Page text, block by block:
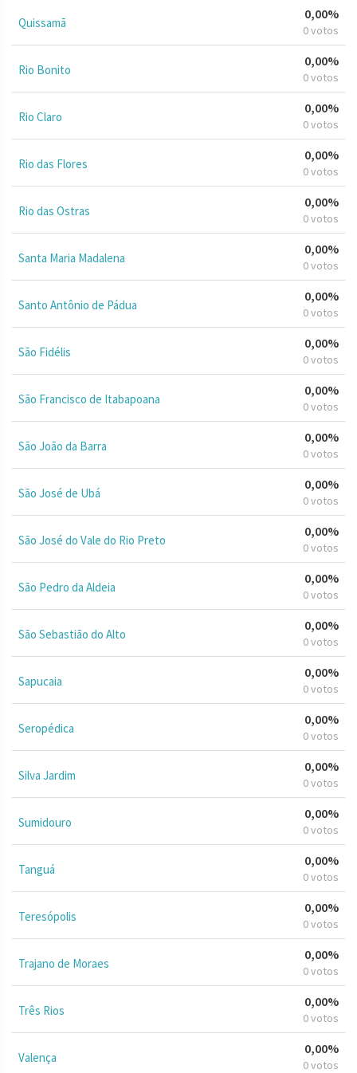
Quissamã
0,00%
0 votos
Rio Bonito
0,00%
0 votos
Rio Claro
0,00%
0 votos
Rio das Flores
0,00%
0 votos
Rio das Ostras
0,00%
0 votos
Santa Maria Madalena
0,00%
0 votos
Santo Antônio de Pádua
0,00%
0 votos
São Fidélis
0,00%
0 votos
São Francisco de Itabapoana
0,00%
0 votos
São João da Barra
0,00%
0 votos
São José de Ubá
0,00%
0 votos
São José do Vale do Rio Preto
0,00%
0 votos
São Pedro da Aldeia
0,00%
0 votos
São Sebastião do Alto
0,00%
0 votos
Sapucaia
0,00%
0 votos
Seropédica
0,00%
0 votos
Silva Jardim
0,00%
0 votos
Sumidouro
0,00%
0 votos
Tanguá
0,00%
0 votos
Teresópolis
0,00%
0 votos
Trajano de Moraes
0,00%
0 votos
Três Rios
0,00%
0 votos
Valença
0,00%
0 votos